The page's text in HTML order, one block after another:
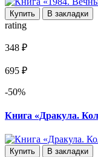
Купить В закладки
rating
348 ₽
695 ₽
-50%
Книга «Дракула.
Купить В закладки